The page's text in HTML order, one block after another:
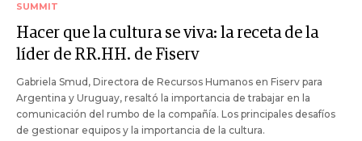
SUMMIT
Hacer que la cultura se viva: la receta de la
líder de RR.HH. de Fiserv
Gabriela Smud, Directora de Recursos Humanos en Fiserv para
Argentina y Uruguay, resaltó la importancia de trabajar en la
comunicación del rumbo de la compañía. Los principales desafíos
de gestionar equipos y la importancia de la cultura.